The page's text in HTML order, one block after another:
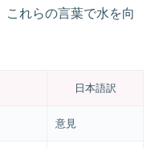
これらの言葉で水を向
日本語訳
意見